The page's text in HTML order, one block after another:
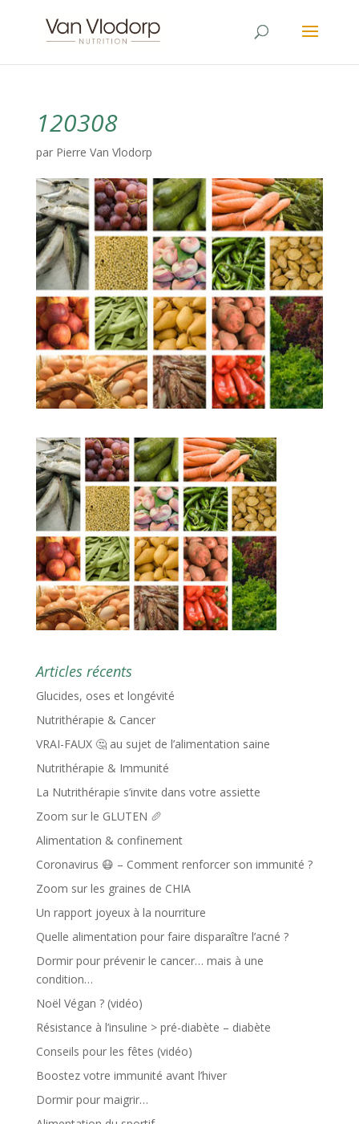
120308
par Pierre Van Vlodorp
Articles récents
Glucides, oses et longévité
Nutrithérapie & Cancer
VRAI-FAUX 🤔 au sujet de l’alimentation saine
Nutrithérapie & Immunité
La Nutrithérapie s’invite dans votre assiette
Zoom sur le GLUTEN 🥖
Alimentation & confinement
Coronavirus 😷 – Comment renforcer son immunité ?
Zoom sur les graines de CHIA
Un rapport joyeux à la nourriture
Quelle alimentation pour faire disparaître l’acné ?
Dormir pour prévenir le cancer… mais à une
condition…
Noël Végan ? (vidéo)
Résistance à l’insuline > pré-diabète – diabète
Conseils pour les fêtes (vidéo)
Boostez votre immunité avant l’hiver
Dormir pour maigrir…